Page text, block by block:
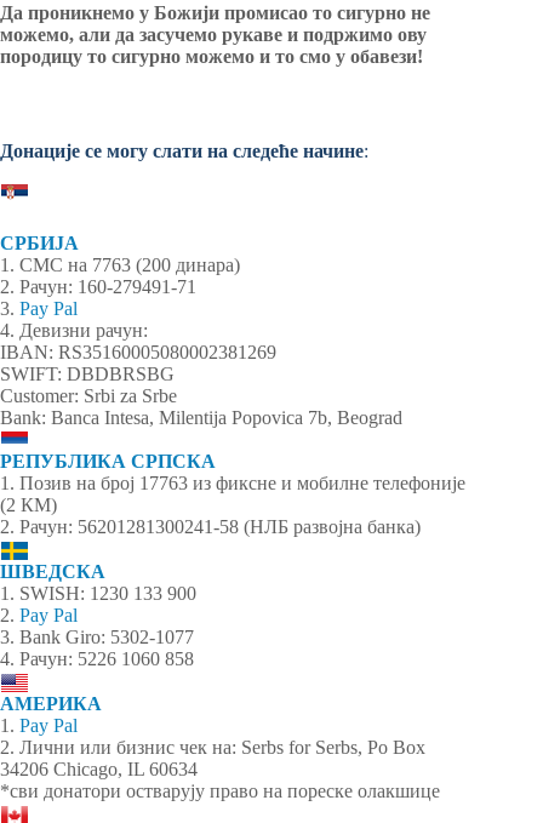
Да проникнемо у Божији промисао то сигурно не
можемо, али да засучемо рукаве и подржимо ову
породицу то сигурно можемо и то смо у обавези!
Донације се могу слати на следеће начине:
СРБИЈА
1. СМС на 7763 (200 динара)
2. Рачун: 160-279491-71
3. Pay Pal
4. Девизни рачун:
IBAN: RS35160005080002381269
SWIFT: DBDBRSBG
Customer: Srbi za Srbe
Bank: Banca Intesa, Milentija Popovica 7b, Beograd
РЕПУБЛИКА СРПСКА
1. Позив на број 17763 из фиксне и мобилне телефоније
(2 КМ)
2. Рачун: 56201281300241-58 (НЛБ развојна банка)
ШВЕДСКА
1. SWISH: 1230 133 900
2. Pay Pal
3. Bank Giro: 5302-1077
4. Рачун: 5226 1060 858
АМЕРИКА
1. Pay Pal
2. Лични или бизнис чек на: Serbs for Serbs, Po Box
34206 Chicago, IL 60634
*сви донатори остварују право на пореске олакшице